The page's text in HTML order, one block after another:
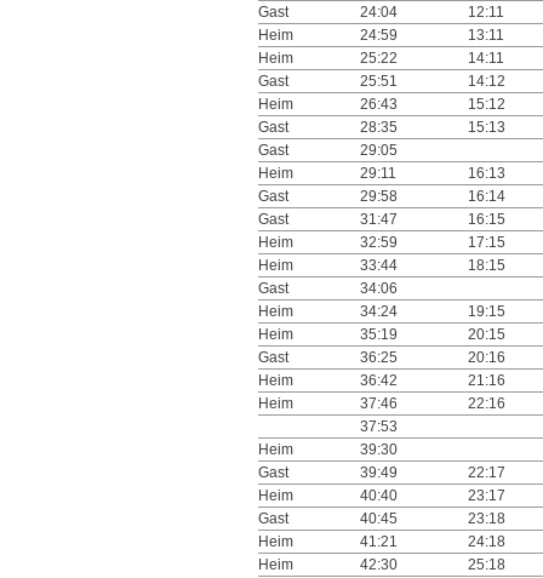
Gast 24:04
12:11
Heim
24:59
13:11
Heim
25:22
14:11
Gast
25:51
14:12
Heim
26:43
15:12
Gast
28:35
15:13
Gast
29:05
Heim
29:11
16:13
Gast
29:58
16:14
Gast
31:47
16:15
Heim
32:59
17:15
Heim
33:44
18:15
Gast
34:06
Heim
34:24
19:15
Heim
35:19
20:15
Gast
36:25
20:16
Heim
36:42
21:16
Heim
37:46
22:16
37:53
Heim
39:30
Gast
39:49
22:17
Heim
40:40
23:17
Gast
40:45
23:18
Heim
41:21
24:18
Heim
42:30
25:18